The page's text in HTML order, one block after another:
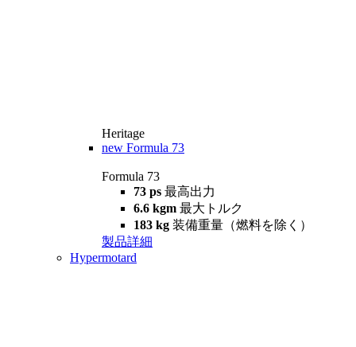
Heritage
new Formula 73
Formula 73
73 ps 最高出力
6.6 kgm 最大トルク
183 kg 装備重量（燃料を除く）
製品詳細
Hypermotard